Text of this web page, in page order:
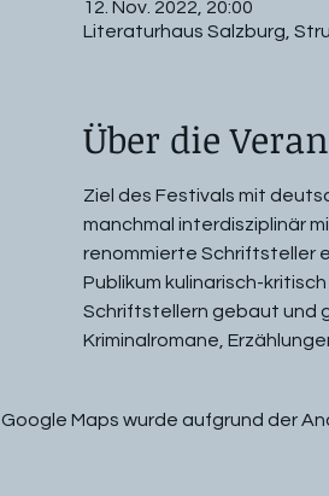
12. Nov. 2022, 20:00
Literaturhaus Salzburg,
Über die
Ziel des Festivals mit
manchmal interdisziplinär
renommierte Schriftsteller
Publikum kulinarisch-
Schriftstellern gebaut und
Kriminalromane,
Google Maps wurde aufgrund der